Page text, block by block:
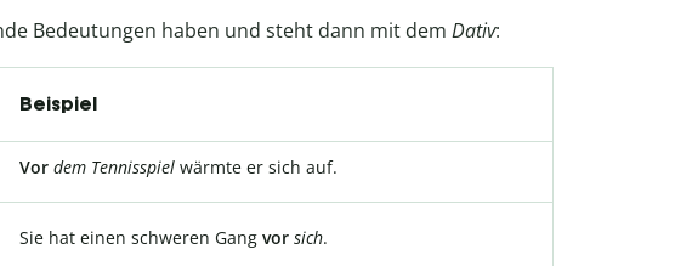
Bedeutungen haben und steht dann mit dem Dativ:
Beispiel
Vor dem Tennisspiel wärmte er sich auf.
Sie hat einen schweren Gang vor sich.